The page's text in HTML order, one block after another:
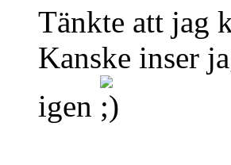
Tänkte att jag
Kanske inser
igen